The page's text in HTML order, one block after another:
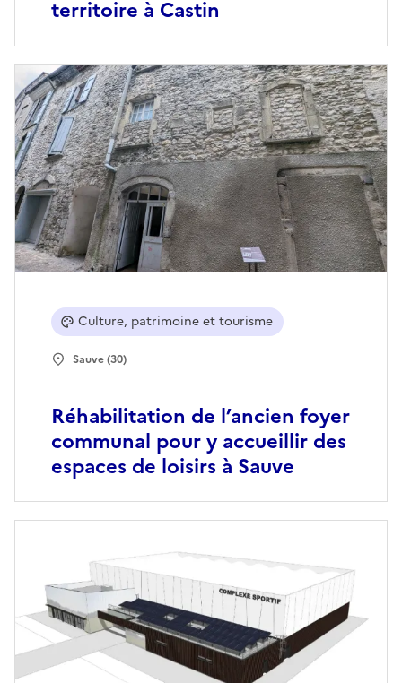
territoire à Castin
Réhabilitation de l’ancien foyer
communal pour y accueillir des
espaces de loisirs à Sauve
Culture, patrimoine et tourisme
Sauve (30)